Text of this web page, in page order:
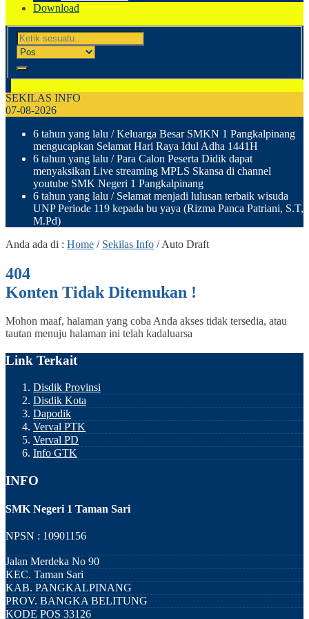
Download
SEKILAS INFO
07-08-2026
6 tahun yang lalu / Keluarga Besar SMKN 1 Pangkalpinang
mengucapkan Selamat Hari Raya Idul Adha 1441H
6 tahun yang lalu / Para Calon Peserta Didik dapat
menyaksikan Live streaming MPLS Skansa di channel
youtube SMK Negeri 1 Pangkalpinang
6 tahun yang lalu / Selamat menjadi lulusan terbaik wisuda
UNP Periode 119 kepada bu yaya (Rizma Panca Patriani, S.T,
M.Pd)
Anda ada di : Home / Sekilas Info /Auto Draft
404
Konten Tidak Ditemukan !
Mohon maaf, halaman yang coba Anda akses tidak tersedia, atau
tautan menuju halaman ini telah kadaluarsa
Link Terkait
Disdik Provinsi
Disdik Kota
Dapodik
Verval PTK
Verval PD
Info GTK
INFO
SMK Negeri 1 Taman Sari
NPSN : 10901156
Jalan Merdeka No 90
KEC. Taman Sari
KAB. PANGKALPINANG
PROV. BANGKA BELITUNG
KODE POS 33126